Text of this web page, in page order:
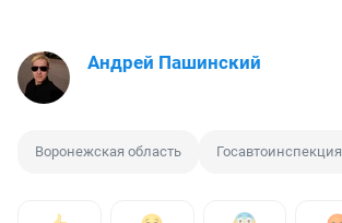
Андрей Пашинский
Воронежская область Госавтоинспекция